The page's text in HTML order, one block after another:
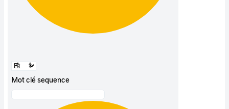
Mot clé sequence